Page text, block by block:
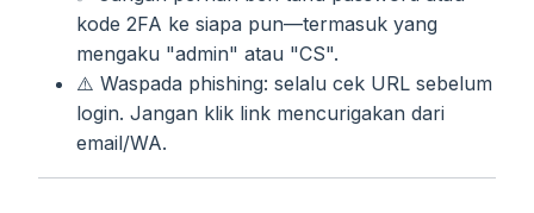
kode 2FA ke siapa pun—termasuk yang
mengaku "admin" atau "CS".
⚠️ Waspada phishing: selalu cek URL sebelum
login. Jangan klik link mencurigakan dari
email/WA.